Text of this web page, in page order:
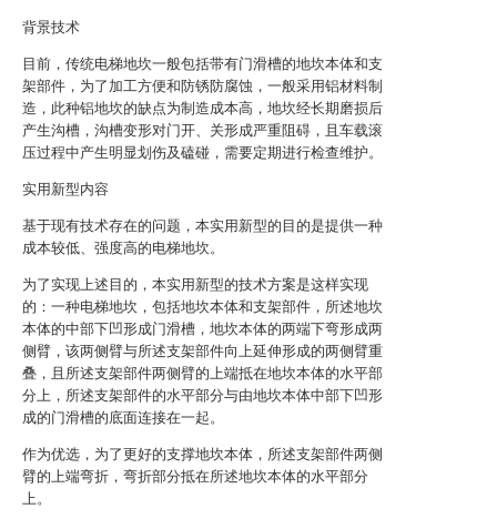
背景技术
目前，传统电梯地坎一般包括带有门滑槽的地坎本体和支
架部件，为了加工方便和防锈防腐蚀，一般采用铝材料制
造，此种铝地坎的缺点为制造成本高，地坎经长期磨损后
产生沟槽，沟槽变形对门开、关形成严重阻碍，且车载滚
压过程中产生明显划伤及磕碰，需要定期进行检查维护。
实用新型内容
基于现有技术存在的问题，本实用新型的目的是提供一种
成本较低、强度高的电梯地坎。
为了实现上述目的，本实用新型的技术方案是这样实现
的：一种电梯地坎，包括地坎本体和支架部件，所述地坎
本体的中部下凹形成门滑槽，地坎本体的两端下弯形成两
侧臂，该两侧臂与所述支架部件向上延伸形成的两侧臂重
叠，且所述支架部件两侧臂的上端抵在地坎本体的水平部
分上，所述支架部件的水平部分与由地坎本体中部下凹形
成的门滑槽的底面连接在一起。
作为优选，为了更好的支撑地坎本体，所述支架部件两侧
臂的上端弯折，弯折部分抵在所述地坎本体的水平部分
上。